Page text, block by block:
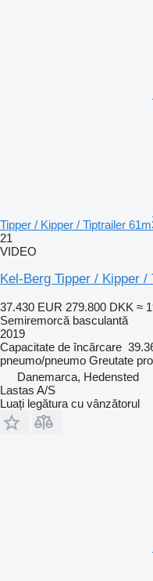
Tipper / Kipper / Tiptrailer
21
VIDEO
Kel-Berg Tipper / Kipper /
37.430 EUR 279.800 DKK ≈
Semiremorcă basculantă
2019
Capacitate de încărcare
pneumo/pneumo Greutate
Danemarca, Hedensted
Lastas A/S
Luați legătura cu vânzătorul